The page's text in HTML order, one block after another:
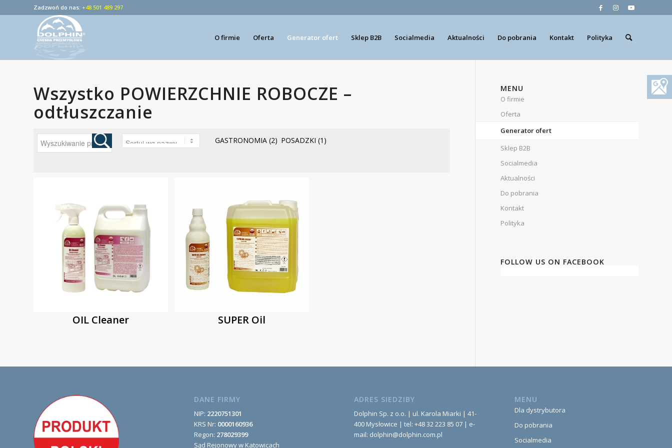
Zadzwoń do nas: +48 501 489 297
O firmie Oferta Generator ofert Sklep B2B Socialmedia Aktualności Do pobrania Kontakt Polityka
Wszystko POWIERZCHNIE ROBOCZE –
odtłuszczanie
GASTRONOMIA (2) POSADZKI (1)
OIL Cleaner SUPER Oil
MENU
O firmie
Oferta
Generator ofert
Sklep B2B
Socialmedia
Aktualności
Do pobrania
Kontakt
Polityka
FOLLOW US ON FACEBOOK
DANE FIRMY
NIP: 2220751301
KRS Nr: 0000160936
Regon: 278029399
Sąd Rejonowy w Katowicach
ADRES SIEDZIBY
Dolphin Sp. z o.o. | ul. Karola Miarki | 41-
400 Mysłowice | tel: +48 32 223 85 07 | e-
mail: dolphin@dolphin.com.pl
MENU
Dla dystrybutora
Do pobrania
Socialmedia